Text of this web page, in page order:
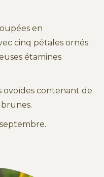
en
cinq pétales ornés
étamines
ovoïdes contenant de